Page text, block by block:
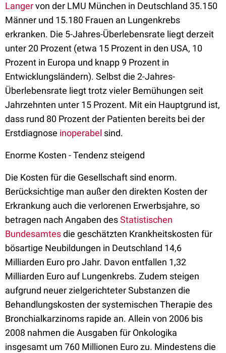
Langervon der LMU München in Deutschland 35.150
Männer und 15.180 Frauen an Lungenkrebs
erkranken. Die 5-Jahres-Überlebensrate liegt derzeit
unter 20 Prozent (etwa 15 Prozent in den USA, 10
Prozent in Europa und knapp 9 Prozent in
Entwicklungsländern). Selbst die 2-Jahres-
Überlebensrate liegt trotz vieler Bemühungen seit
Jahrzehnten unter 15 Prozent. Mit ein Hauptgrund ist,
dass rund 80 Prozent der Patienten bereits bei der
Erstdiagnose inoperabel sind.
Enorme Kosten - Tendenz steigend
Die Kosten für die Gesellschaft sind enorm.
Berücksichtige man außer den direkten Kosten der
Erkrankung auch die verlorenen Erwerbsjahre, so
betragen nach Angaben desStatistischen
Bundesamtesdie geschätzten Krankheitskosten für
bösartige Neubildungen in Deutschland 14,6
Milliarden Euro pro Jahr. Davon entfallen 1,32
Milliarden Euro auf Lungenkrebs. Zudem steigen
aufgrund neuer zielgerichteter Substanzen die
Behandlungskosten der systemischen Therapie des
Bronchialkarzinoms rapide an. Allein von 2006 bis
2008 nahmen die Ausgaben für Onkologika
insgesamt um 760 Millionen Euro zu. Mindestens die